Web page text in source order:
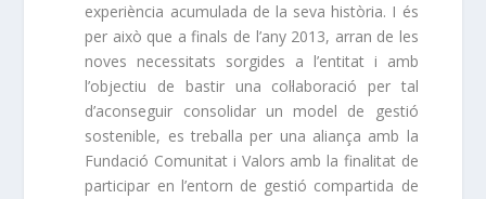
experiència acumulada de la seva història. I és
per això que a finals de l’any 2013, arran de les
noves necessitats sorgides a l’entitat i amb
l’objectiu de bastir una col·laboració per tal
d’aconseguir consolidar un model de gestió
sostenible, es treballa per una aliança amb la
Fundació Comunitat i Valors amb la finalitat de
participar en l’entorn de gestió compartida de